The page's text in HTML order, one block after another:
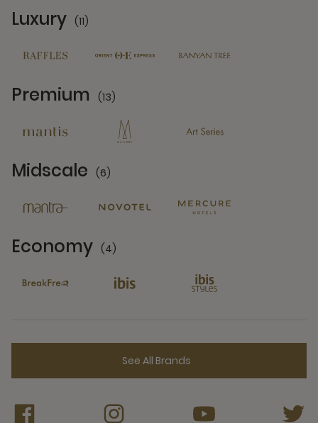
Luxury (11)
Premium (13)
Midscale (6)
Economy (4)
See All Brands